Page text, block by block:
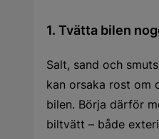
1. Tvätta bilen
Salt, sand och
kan orsaka rost om
bilen. Börja därför
biltvätt – både